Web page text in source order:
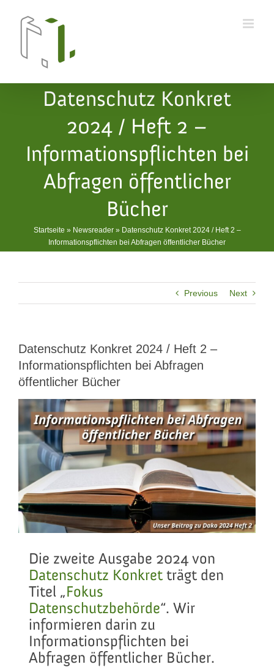
Datenschutz Konkret
2024 / Heft 2 –
Informationspflichten bei
Abfragen öffentlicher
Bücher
Startseite » Newsreader» Datenschutz Konkret 2024 / Heft 2 –
Informationspflichten bei Abfragen öffentlicher Bücher
Previous Next
Datenschutz Konkret 2024 / Heft 2 –
Informationspflichten bei Abfragen
öffentlicher Bücher
View
Larger
Image
Die zweite Ausgabe 2024 von
Datenschutz Konkret trägt den
Titel „ Fokus
Datenschutzbehörde“. Wir
informieren darin zu
Informationspflichten bei
Abfragen öffentlicher Bücher.